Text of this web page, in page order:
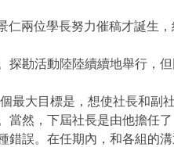
位學長努力催稿才誕生，
活動陸陸續續地舉行，但
目標是，想使社長和副
然，下屆社長是由他擔任
。在任期內，和各組的溝